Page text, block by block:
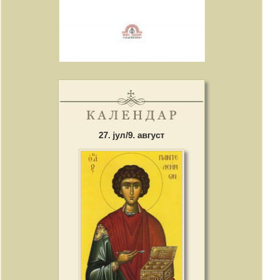
27. јул/9. август